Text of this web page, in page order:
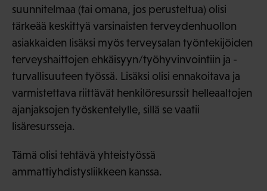
suunnitelmaa (tai omana, jos perusteltua) olisi
tärkeää keskittyä varsinaisten terveydenhuollon
asiakkaiden lisäksi myös terveysalan työntekijöiden
terveyshaittojen ehkäisyyn/työhyvinvointiin ja -
turvallisuuteen työssä. Lisäksi olisi ennakoitava ja
varmistettava riittävät henkilöresurssit helleaaltojen
ajanjaksojen työskentelylle, sillä se vaatii
lisäresursseja.
Tämä olisi tehtävä yhteistyössä
ammattiyhdistysliikkeen kanssa.